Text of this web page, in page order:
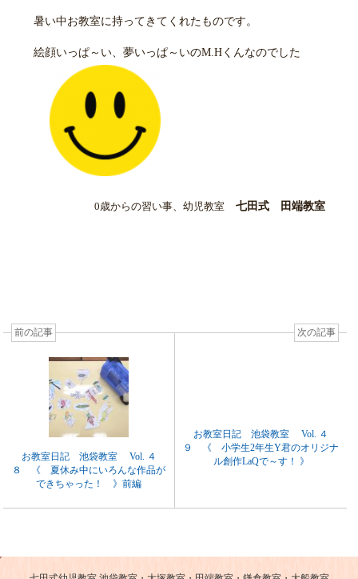
暑い中お教室に持ってきてくれたものです。
絵顔いっぱ～い、夢いっぱ～いのM.Hくんなのでした
0歳からの習い事、幼児教室 七田式 田端教室
前の記事
お教室日記 池袋教室 Vol. ４
８ 《 夏休み中にいろんな作品が
できちゃった！ 》前編
次の記事
お教室日記 池袋教室 Vol. ４
９ 《 小学生2年生Y君のオリジナ
ル創作LaQで～す！ 》